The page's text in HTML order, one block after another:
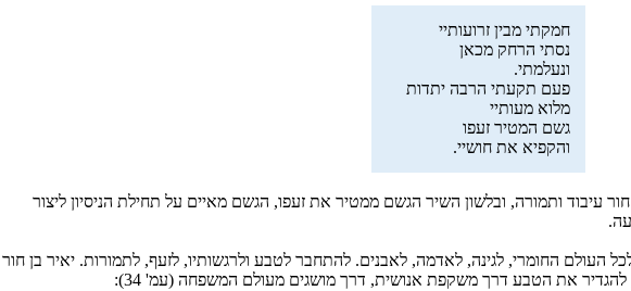
חמקתי מבין זרועותיי
נסתי הרחק מכאן
ונעלמתי.
פעם תקעתי הרבה יתדות
מלוא מעותיי
גשם המטיר זעפו
והקפיא את חושיי.
עיבוד ותמורה, ובלשון השיר הגשם ממטיר את זעפו, הגשם מאיים על תחילת הניסיון ליצור
העולם החומרי, לגינה, לאדמה, לאבנים. להתחבר לטבע ולרגשותיו, לזעף, לתמורות. יאיר בן חור
את הטבע דרך משקפת אנושית, דרך מושגים מעולם המשפחה (עמ' 34):